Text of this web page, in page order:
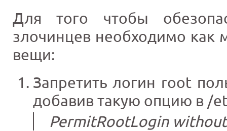
Для того чтобы
злочинцев необходимо как
вещи:
Запретить логин root
добавив такую опцию в /
PermitRootLogin